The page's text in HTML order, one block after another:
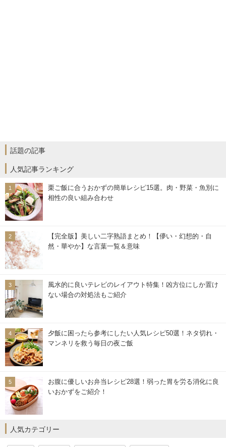
話題の記事
人気記事ランキング
栗ご飯に合うおかずの簡単レシピ15選。肉・野菜・魚別に
相性の良い組み合わせ
【完全版】美しい二字熟語まとめ！【儚い・幻想的・自
然・華やか】な言葉一覧＆意味
風水的に良いテレビのレイアウト特集！凶方位にしか置け
ない場合の対処法もご紹介
夕飯に困ったら参考にしたい人気レシピ50選！ネタ切れ・
マンネリを救う毎日の夜ご飯
お腹に優しいお弁当レシピ28選！弱った胃を労る消化に良
いおかずをご紹介！
人気カテゴリー